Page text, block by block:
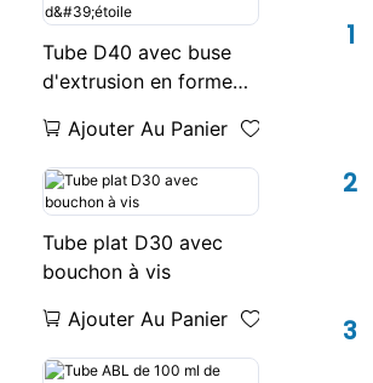
1
2
3
Tube D40 avec buse
d'extrusion en forme
Ajouter Au Panier
Tube plat D30 avec
bouchon à vis
Ajouter Au Panier